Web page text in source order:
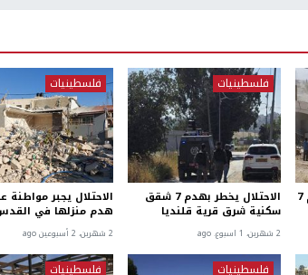
الاحتلال يجبر عائلة على هدم 7
فلسطينيات
الاحتلال يخطر بهدم 7 شقق
سكنية شرق قرية قلنديا
2 شهرين، 1 اسبوع. ago
فلسطينيات
الاحتلال يجبر مواطنة
هدم منزلها في
2 شهرين، 2 أسبوعين ago
فلسطينيات فلسطينيات